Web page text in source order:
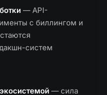
— API-
с биллингом и
систем
— сила